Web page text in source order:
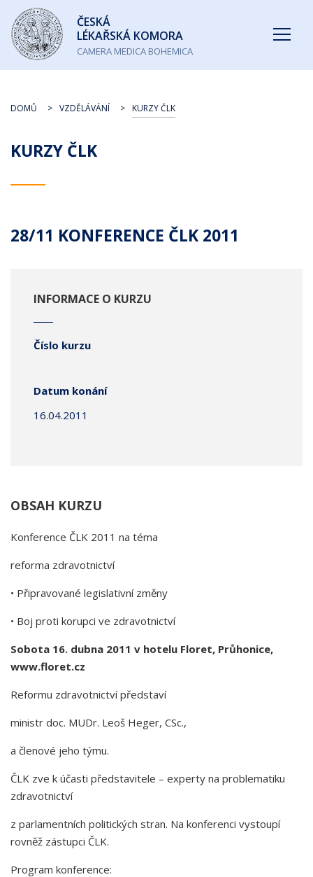
Česká
lékařská
komora
ČESKÁ
LÉKAŘSKÁ KOMORA
CAMERA MEDICA BOHEMICA
KURZY ČLK
DOMŮ VZDĚLÁVÁNÍ KURZY ČLK
28/11 KONFERENCE ČLK 2011
INFORMACE O KURZU
Číslo kurzu
Datum konání
16.04.2011
OBSAH KURZU
Konference ČLK 2011 na téma
reforma zdravotnictví
• Připravované legislativní změny
• Boj proti korupci ve zdravotnictví
Sobota 16. dubna 2011 v hotelu Floret, Průhonice,
www.floret.cz
Reformu zdravotnictví představí
ministr doc. MUDr. Leoš Heger, CSc.,
a členové jeho týmu.
ČLK zve k účasti představitele – experty na problematiku
zdravotnictví
z parlamentních politických stran. Na konferenci vystoupí
rovněž zástupci ČLK.
Program konference: